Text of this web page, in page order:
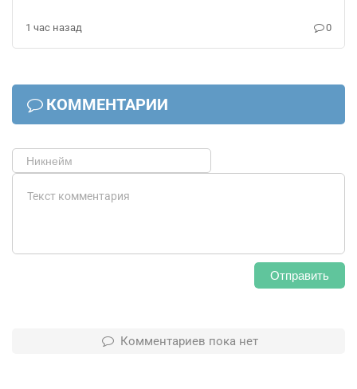
1 час назад 0
КОММЕНТАРИИ
Отправить
Комментариев пока нет